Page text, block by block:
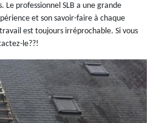
Le professionnel SLB a une grande
et son savoir-faire à chaque
est toujours irréprochable. Si vous
le??!